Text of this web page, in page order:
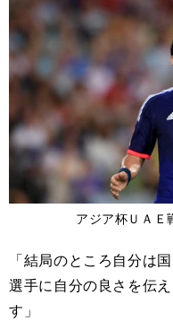
アジア杯ＵＡＥ
「結局のところ自分は
選手に自分の良さを伝
す」